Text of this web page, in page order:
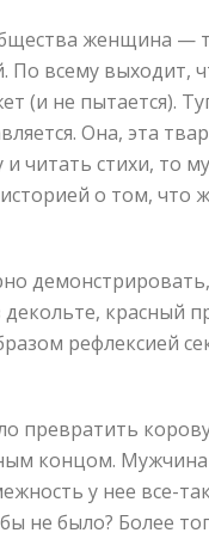
женщина —
всему выходит,
(и не пытается).
Она, эта
читать стихи, то
о том,
красный
рефлексией
концом. Мужчина
у нее все-
не было? Более